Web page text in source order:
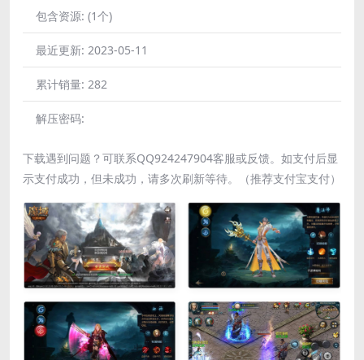
包含资源: (1个)
最近更新: 2023-05-11
累计销量: 282
解压密码:
下载遇到问题？可联系QQ924247904客服或反馈。如支付后显
示支付成功，但未成功，请多次刷新等待。（推荐支付宝支付）